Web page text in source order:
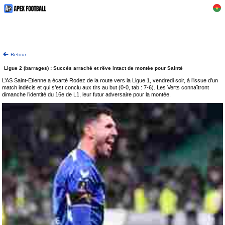
Retour
Ligue 2 (barrages) : Succès arraché et rêve intact de montée pour Sainté
L’AS Saint-Etienne a écarté Rodez de la route vers la Ligue 1, vendredi soir, à l’issue d’un
match indécis et qui s’est conclu aux tirs au but (0-0, tab : 7-6). Les Verts connaîtront
dimanche l’identité du 16e de L1, leur futur adversaire pour la montée.